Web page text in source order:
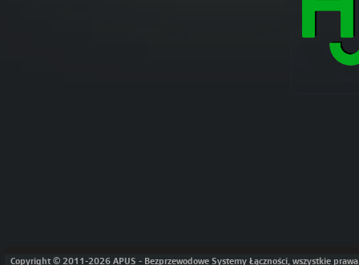
Copyright © 2011-2026 APUS - Bezprzewodowe Systemy Łączności, wszystkie